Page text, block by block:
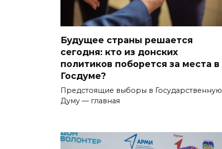
Будущее страны решается
сегодня: кто из донских
политиков поборется за места в
Госдуме?
Предстоящие выборы в Государственную
Думу — главная